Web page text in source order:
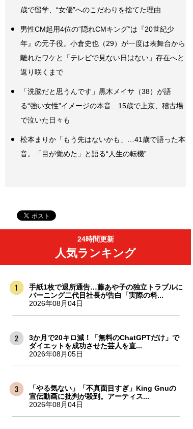
歳で留学、“女優”へのこだわりを捨てた理由
男性CM起用4位の“隠れCMキング”は『20世紀少
年』の元子役。小倉史也（29）が一度は表舞台から
離れたワケと「テレビで見ない日はない」存在へと
返り咲くまで
「洗脳だと思うんです」黒木メイサ（38）が語
る“強い女性”イメージの本音…15歳で上京、稽古場
で泣いた日々も
松本まりか「もう先はないかも」…41歳で語った本
音。「目が覚めた」と語る“人生の転機”
24時間更新
人気ランキング
手紙1枚で退所通告…藤あや子の独立トラブルに
バーニング二代目社長が告白「実際の料...
2026年08月04日
3か月で20キロ減！「無料のChatGPTだけ」で
ダイエットを成功させた芸人を直...
2026年08月05日
「やる気ない」「不真面目すぎ」King Gnuの
宣伝動画に批判が殺到。アーティス...
2026年08月04日